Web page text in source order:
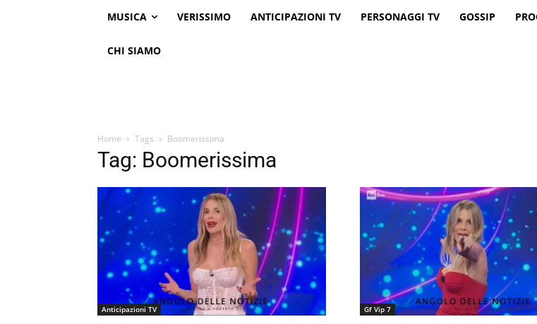
MUSICA VERISSIMO ANTICIPAZIONI TV PERSONAGGI TV GOSSIP
CHI SIAMO
Home Tags Boomerissima
Tag: Boomerissima
Anticipazioni TV Gf Vip 7